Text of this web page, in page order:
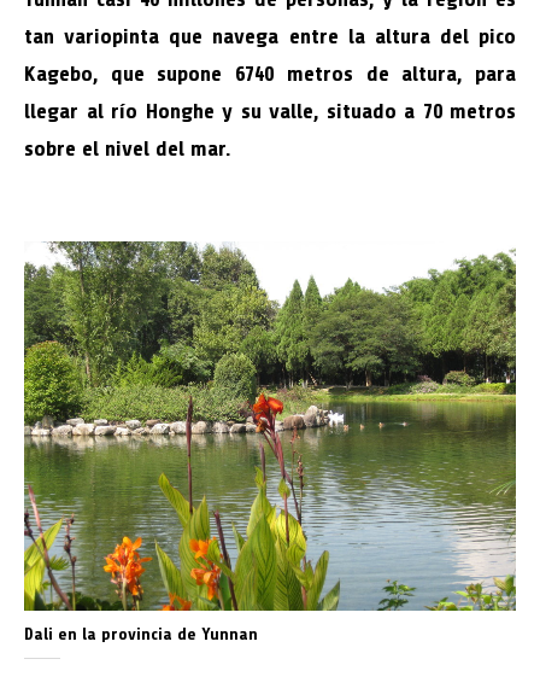
tan variopinta que navega entre la altura del pico
Kagebo, que supone 6740 metros de altura, para
llegar al río Honghe y su valle, situado a 70 metros
sobre el nivel del mar.
Dali en la provincia de Yunnan